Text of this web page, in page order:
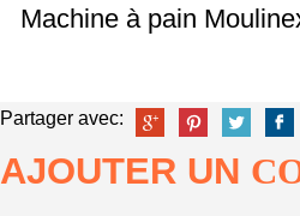
Machine à pain
Partager avec:
AJOUTER UN